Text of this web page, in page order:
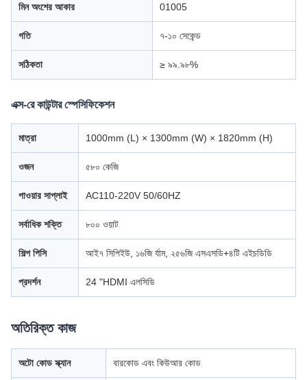
মিন অংশের আকার 01005
গতি ৭-১০ সেকেন্ড
সঠিকতা ≥ ৯৯.৯৮%
এক্স-রে কাউন্টার স্পেসিফিকেশন
মাত্রা 1000mm (L) × 1300mm (W) × 1820mm (H)
ওজন ৫৮০ কেজি
পাওয়ার সাপ্লাই AC110-220V 50/60HZ
সর্বাধিক শক্তি ৮০০ ওয়াট
শিল্প পিসি আই৭ সিপিইউ, ১৬জি র্যাম, ২৫৬জি এসএসডি+৪টি এইচডিডি
প্রদর্শন 24 "HDMI এলসিডি
অতিরিক্ত কাজ
অটো কোড স্ক্যান বারকোড এবং কিউআর কোড